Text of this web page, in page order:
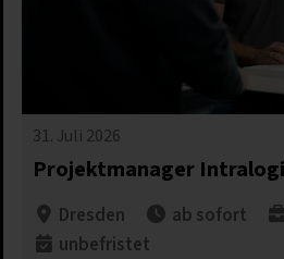
31. Juli 2026
Projektmanager
Dresden ab sofort
unbefristet​